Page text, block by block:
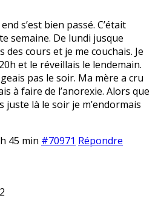
s’est bien passé. C’était
semaine. De lundi jusque
cours et je me couchais. Je
et le réveillais le lendemain.
pas le soir. Ma mère a cru
à faire de l’anorexie. Alors que
juste là le soir je m’endormais
45 min #70971 Répondre